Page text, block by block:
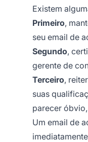
Existem
Primeiro,
seu email de
Segundo,
gerente de
Terceiro,
suas
parecer
Um email de